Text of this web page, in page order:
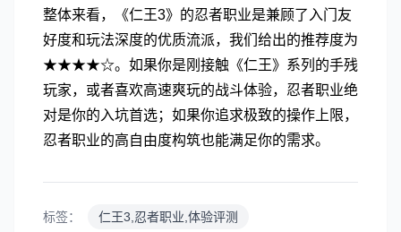
整体来看，《仁王3》的忍者职业是兼顾了入门友
好度和玩法深度的优质流派，我们给出的推荐度为
★★★★☆。如果你是刚接触《仁王》系列的手残
玩家，或者喜欢高速爽玩的战斗体验，忍者职业绝
对是你的入坑首选；如果你追求极致的操作上限，
忍者职业的高自由度构筑也能满足你的需求。
标签： 仁王3,忍者职业,体验评测